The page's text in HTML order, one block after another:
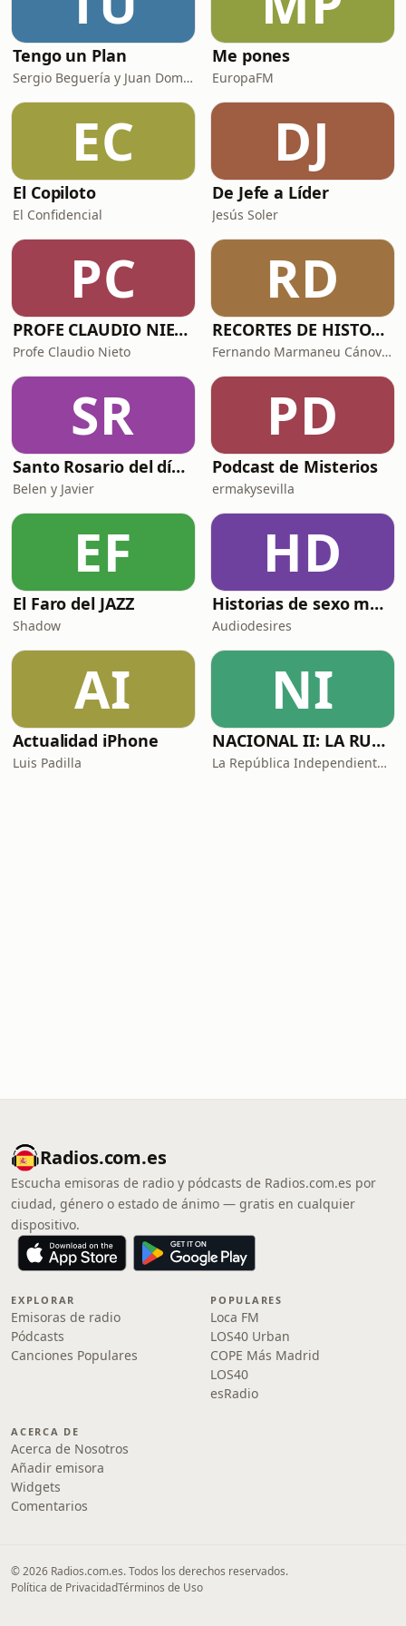
automatizados.Mejor enlaces int
Tengo un Plan
Sergio Beguería y Juan Domínguez
Me pones
EuropaFM
EC
El Copiloto
El Confidencial
DJ
De Jefe a Líder
Jesús Soler
PC
PROFE CLAUDIO NIETO
Profe Claudio Nieto
RD
RECORTES DE HISTORIA Y CIENCIA
Fernando Marmaneu Cánovas
SR
Santo Rosario del día. 🙏 Reza con nosotros en castellano 🇪🇸
Belen y Javier
PD
Podcast de Misterios
ermakysevilla
EF
El Faro del JAZZ
Shadow
HD
Historias de sexo muy intensas y calientes
Audiodesires
AI
Actualidad iPhone
Luis Padilla
NI
NACIONAL II: LA RUTA DEL EXILIO
La República Independiente de la Radio
Radios.com.es
Escucha emisoras de radio y pódcasts de Radios.com.es por
ciudad, género o estado de ánimo — gratis en cualquier
dispositivo.
EXPLORAR
Emisoras de radio
Pódcasts
Canciones Populares
POPULARES
Loca FM
LOS40 Urban
COPE Más Madrid
LOS40
esRadio
ACERCA DE
Acerca de Nosotros
Añadir emisora
Widgets
Comentarios
© 2026 Radios.com.es. Todos los derechos reservados.
Política de PrivacidadTérminos de Uso